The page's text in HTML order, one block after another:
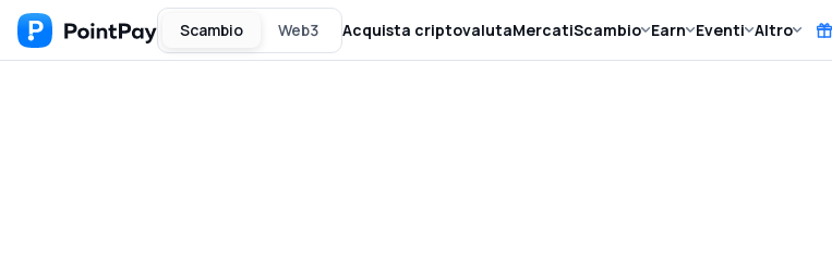
Scambio Web3 Acquista criptovalutaMercatiScambio Earn Eventi Altro